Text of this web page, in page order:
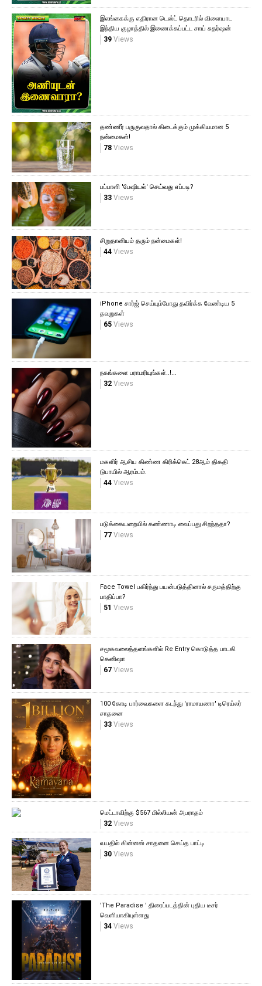
இலங்கைக்கு எதிரான டெஸ்ட் தொடரில் விளையாட
இந்திய குழாத்தில் இணைக்கப்பட்ட சாய் சுதர்ஷன்
39Views
தண்ணீர் பருகுவதால் கிடைக்கும் முக்கியமான 5
நன்மைகள்!
78Views
பப்பாளி 'பேஷியல்' செய்வது எப்படி?
33Views
சிறுதானியம் தரும் நன்மைகள்!
44Views
iPhone சார்ஜ் செய்யும்போது தவிர்க்க வேண்டிய 5
தவறுகள்
65Views
நகங்களை பராமரியுங்கள்..!...
32Views
மகளிர் ஆசிய கிண்ண கிரிக்கெட் 28ஆம் திகதி
டுபாயில் ஆரம்பம்.
44Views
படுக்கையறையில் கண்ணாடி வைப்பது சிறந்ததா?
77Views
Face Towel பகிர்ந்து பயன்படுத்தினால் சருமத்திற்கு
பாதிப்பா?
51 Views
சமூகவலைத்தளங்களில் Re Entry கொடுத்த பாடகி
கெனிஷா
67Views
100 கோடி பார்வைகளை கடந்து 'ராமாயணா' டிரெய்லர்
சாதனை
33Views
மெட்டாவிற்கு $567 மில்லியன் அபராதம்
32Views
வயதில் கின்னஸ் சாதனை செய்த பாட்டி
30Views
'The Paradise ' திரைப்படத்தின் புதிய டீசர்
வெளியாகியுள்ளது
34Views